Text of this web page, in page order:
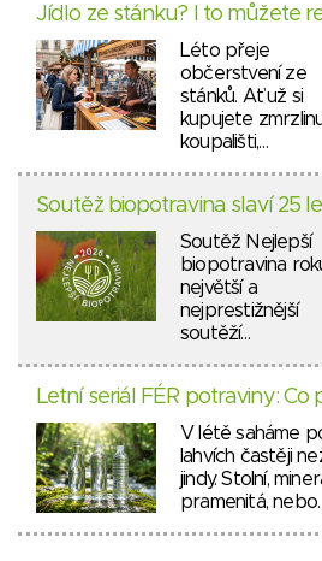
Jídlo ze stánku? I to můžete
Léto přeje
občerstvení ze
stánků. Ať už si
kupujete
koupališti,…
Soutěž biopotravina slaví 25
Soutěž Nejlepší
biopotravina
největší a
nejprestižnější
soutěží…
Letní seriál FÉR potraviny: Co
V létě saháme
lahvích častěji
jindy. Stolní,
pramenitá,